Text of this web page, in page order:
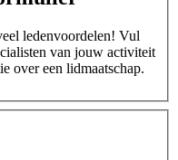
ledenvoordelen! Vul
van jouw activiteit
over een lidmaatschap.